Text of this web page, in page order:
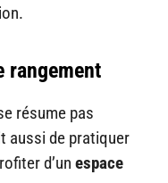
rangement
résume pas
aussi de pratiquer
d’un espace